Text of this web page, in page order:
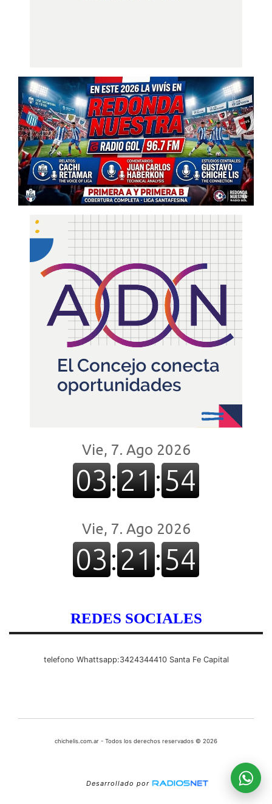
REDES SOCIALES
telefono Whattsapp:3424344410 Santa Fe Capital
chichelis.com.ar - Todos los derechos reservados © 2026
Desarrollado por